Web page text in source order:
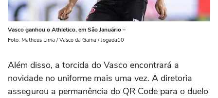
Vasco ganhou o Athletico, em São Januário –
Foto: Matheus Lima / Vasco da Gama / Jogada10
Além disso, a torcida do Vasco encontrará a
novidade no uniforme mais uma vez. A diretoria
assegurou a permanência do QR Code para o duelo